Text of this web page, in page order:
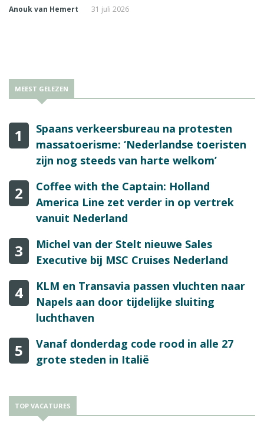
Anouk van Hemert 31 juli 2026
MEEST GELEZEN
1
Spaans verkeersbureau na protesten
massatoerisme: ‘Nederlandse toeristen
zijn nog steeds van harte welkom’
2
Coffee with the Captain: Holland
America Line zet verder in op vertrek
vanuit Nederland
3
Michel van der Stelt nieuwe Sales
Executive bij MSC Cruises Nederland
4
KLM en Transavia passen vluchten naar
Napels aan door tijdelijke sluiting
luchthaven
5
Vanaf donderdag code rood in alle 27
grote steden in Italië
TOP VACATURES